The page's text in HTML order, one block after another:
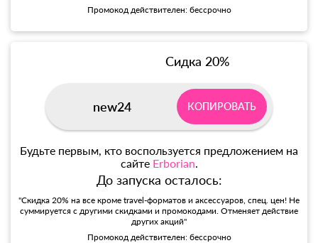
Промокод действителен: бессрочно
Сидка 20%
new24 КОПИРОВАТЬ
Будьте первым, кто воспользуется предложением на
сайте Erborian
До запуска осталось:
"Скидка 20% на все кроме travel-форматов и аксессуаров, спец. цен! Не
суммируется с другими скидками и промокодами. Отменяет действие
других акций"
Промокод действителен: бессрочно